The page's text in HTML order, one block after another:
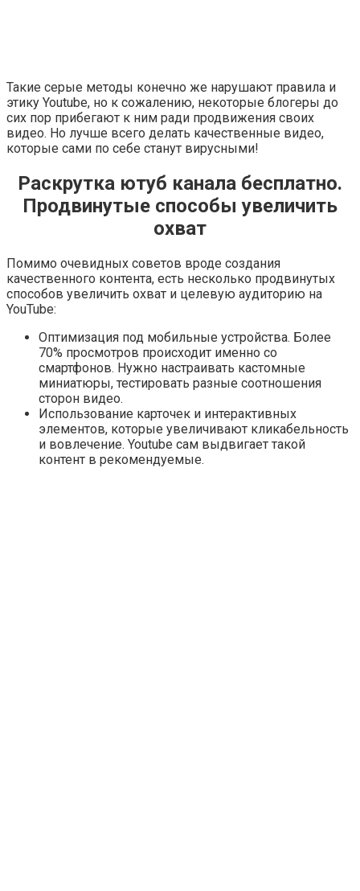
Такие серые методы конечно же нарушают правила и
этику Youtube, но к сожалению, некоторые блогеры до
сих пор прибегают к ним ради продвижения своих
видео. Но лучше всего делать качественные видео,
которые сами по себе станут вирусными!
Раскрутка ютуб канала бесплатно.
Продвинутые способы увеличить
охват
Помимо очевидных советов вроде создания
качественного контента, есть несколько продвинутых
способов увеличить охват и целевую аудиторию на
YouTube:
Оптимизация под мобильные устройства. Более
70% просмотров происходит именно со
смартфонов. Нужно настраивать кастомные
миниатюры, тестировать разные соотношения
сторон видео.
Использование карточек и интерактивных
элементов, которые увеличивают кликабельность
и вовлечение. Youtube сам выдвигает такой
контент в рекомендуемые.